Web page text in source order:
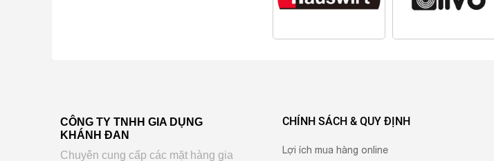
CÔNG TY TNHH GIA DỤNG
KHÁNH ĐAN
Chuyên cung cấp các mặt hàng gia
CHÍNH SÁCH & QUY ĐỊNH
Lợi ích mua hàng online